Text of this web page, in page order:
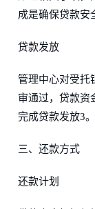
成是确保贷款安
贷款发放
管理中心对受托
审通过，贷款资
完成贷款发放3。
三、还款方式
还款计划